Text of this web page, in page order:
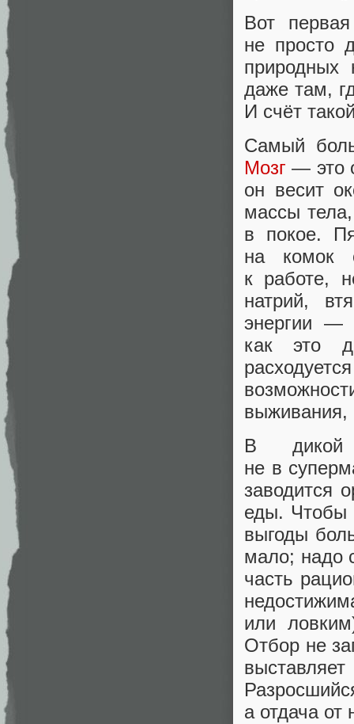
Вот
не просто
даже там,
И счёт
Самый
Мозг — это
он весит
массы
в покое.
на комок
к работе,
натрий,
энергии —
как это
выживания,
В дикой
не в
заводится
еды. Чтобы
выгоды
мало; надо
часть
или
Отбор не
а отдача